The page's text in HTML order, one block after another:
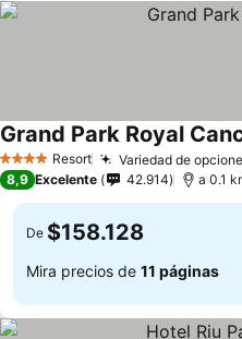
4 EstrellasResort Variedad de
Grand Park Royal
8,9 Excelente 42.914 a 0.1
De $158.128
Mira precios de 11 páginas